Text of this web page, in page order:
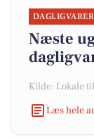
DAGLIGVARER
Næste
Kilde: Lokale
Læs hele